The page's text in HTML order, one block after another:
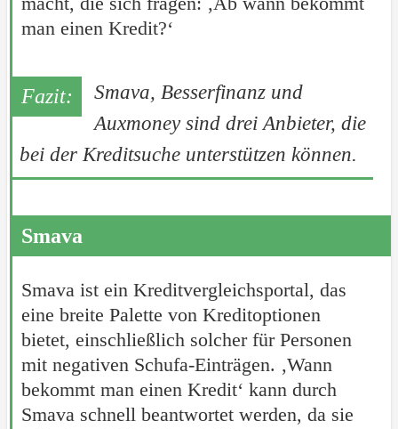
man einen Kredit?‘
Smava, Besserfinanz und
Auxmoney sind drei Anbieter, die
bei der Kreditsuche unterstützen können.
Smava
Smava ist ein Kreditvergleichsportal, das
eine breite Palette von Kreditoptionen
bietet, einschließlich solcher für Personen
mit negativen Schufa-Einträgen. ‚Wann
bekommt man einen Kredit‘ kann durch
Smava schnell beantwortet werden, da sie